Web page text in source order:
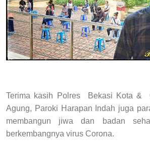
Terima kasih Polres Bekasi Kota &
Agung, Paroki Harapan Indah juga
membangun jiwa dan badan
berkembangnya virus Corona.